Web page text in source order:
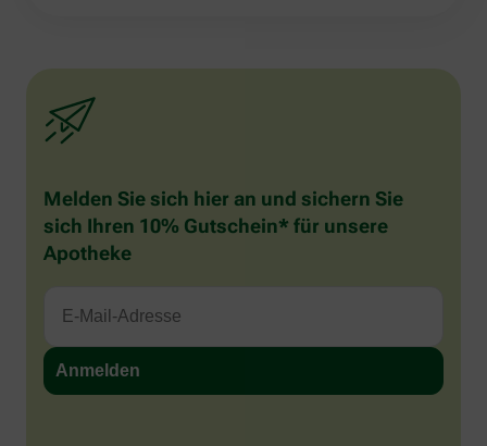
Melden Sie sich hier an und sichern Sie
sich Ihren 10% Gutschein* für unsere
Apotheke